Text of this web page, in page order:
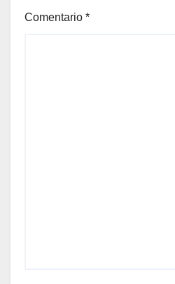
Comentario *